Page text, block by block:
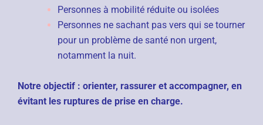
Personnes à mobilité réduite ou isolées
Personnes ne sachant pas vers qui se tourner
pour un problème de santé non urgent,
notamment la nuit.
Notre objectif : orienter, rassurer et accompagner, en
évitant les ruptures de prise en charge.